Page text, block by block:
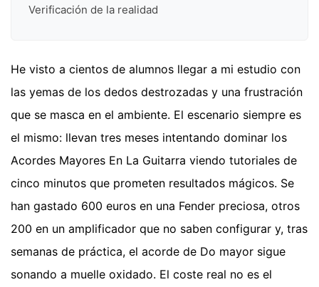
Verificación de la realidad
He visto a cientos de alumnos llegar a mi estudio con
las yemas de los dedos destrozadas y una frustración
que se masca en el ambiente. El escenario siempre es
el mismo: llevan tres meses intentando dominar los
Acordes Mayores En La Guitarra viendo tutoriales de
cinco minutos que prometen resultados mágicos. Se
han gastado 600 euros en una Fender preciosa, otros
200 en un amplificador que no saben configurar y, tras
semanas de práctica, el acorde de Do mayor sigue
sonando a muelle oxidado. El coste real no es el